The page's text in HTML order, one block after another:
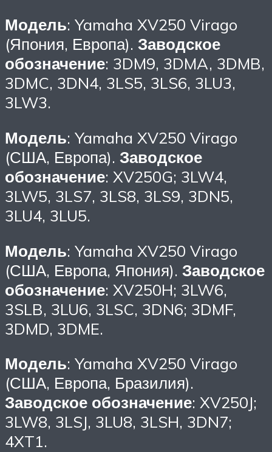
Модель: Yamaha XV250 Virago
(Япония, Европа). Заводское
обозначение: 3DM9, 3DMA, 3DMB,
3DMC, 3DN4, 3LS5, 3LS6, 3LU3,
3LW3.
Модель: Yamaha XV250 Virago
(США, Европа). Заводское
обозначение: XV250G; 3LW4,
3LW5, 3LS7, 3LS8, 3LS9, 3DN5,
3LU4, 3LU5.
Модель: Yamaha XV250 Virago
(США, Европа, Япония). Заводское
обозначение: XV250H; 3LW6,
3SLB, 3LU6, 3LSC, 3DN6; 3DMF,
3DMD, 3DME.
Модель: Yamaha XV250 Virago
(США, Европа, Бразилия).
Заводское обозначение: XV250J;
3LW8, 3LSJ, 3LU8, 3LSH, 3DN7;
4XT1.